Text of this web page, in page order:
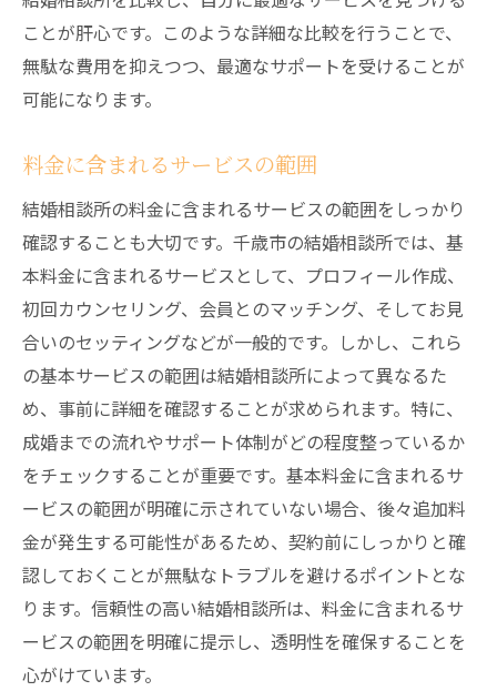
ことが肝心です。このような詳細な比較を行うことで、
無駄な費用を抑えつつ、最適なサポートを受けることが
可能になります。
料金に含まれるサービスの範囲
結婚相談所の料金に含まれるサービスの範囲をしっかり
確認することも大切です。千歳市の結婚相談所では、基
本料金に含まれるサービスとして、プロフィール作成、
初回カウンセリング、会員とのマッチング、そしてお見
合いのセッティングなどが一般的です。しかし、これら
の基本サービスの範囲は結婚相談所によって異なるた
め、事前に詳細を確認することが求められます。特に、
成婚までの流れやサポート体制がどの程度整っているか
をチェックすることが重要です。基本料金に含まれるサ
ービスの範囲が明確に示されていない場合、後々追加料
金が発生する可能性があるため、契約前にしっかりと確
認しておくことが無駄なトラブルを避けるポイントとな
ります。信頼性の高い結婚相談所は、料金に含まれるサ
ービスの範囲を明確に提示し、透明性を確保することを
心がけています。